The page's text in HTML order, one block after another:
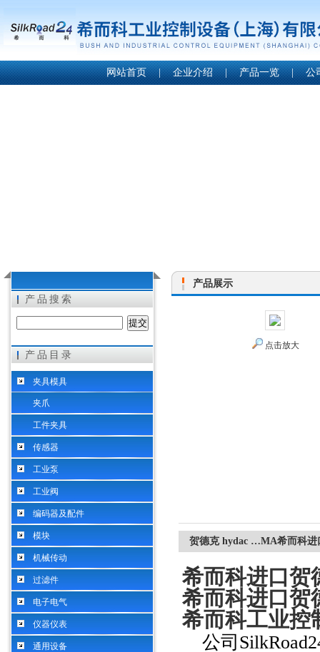
希而科工业控制设备（上海）有限公司
网站首页 | 企业介绍 | 产品一览 | 公
产品搜索
产品目录
夹具模具
夹爪
工件夹具
传感器
工业泵
工业阀
编码器及配件
模块
机械传动
过滤件
电子电气
仪器仪表
通用设备
产品展示
点击放大
贺德克 hydac …MA希而科
希而科进口
希而科进口
希而科工业控
公司